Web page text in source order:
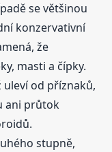
se většinou
konzervativní
že
masti a čípky.
od příznaků,
ani průtok
stupně,